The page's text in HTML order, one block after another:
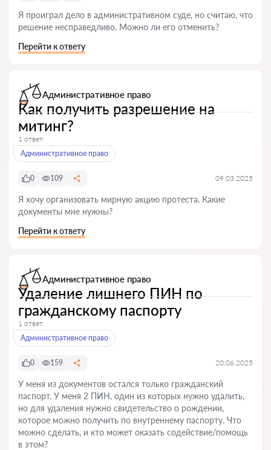
Я проиграл дело в административном суде, но считаю, что
решение несправедливо. Можно ли его отменить?
Перейти к ответу
Административное право
Как получить разрешение на
митинг?
1 ответ
Административное право
0 109 09.03.2025
Я хочу организовать мирную акцию протеста. Какие
документы мне нужны?
Перейти к ответу
Административное право
Удаление лишнего ПИН по
гражданскому паспорту
1 ответ
Административное право
0 159 20.06.2025
У меня из документов остался только гражданский
паспорт. У меня 2 ПИН, один из которых нужно удалить,
но для удаления нужно свидетельство о рождении,
которое можно получить по внутреннему паспорту. Что
можно сделать, и кто может оказать содействие/помощь
в этом?